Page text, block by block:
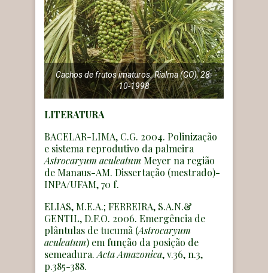
Cachos de frutos imaturos. Rialma (GO), 28-
10-1998
LITERATURA
BACELAR-LIMA, C.G. 2004. Polinização
e sistema reprodutivo da palmeira
Astrocaryum aculeatum Meyer na região
de Manaus-AM. Dissertação (mestrado)-
INPA/UFAM, 70 f.
ELIAS, M.E.A.; FERREIRA, S.A.N.&
GENTIL, D.F.O. 2006. Emergência de
plântulas de tucumã (Astrocaryum
aculeatum) em função da posição de
semeadura. ActaAmazonica, v.36, n.3,
p.385-388.